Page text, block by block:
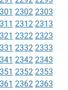
2302 2303
2312 2313
2322 2323
2332 2333
2342 2343
2352 2353
2362 2363